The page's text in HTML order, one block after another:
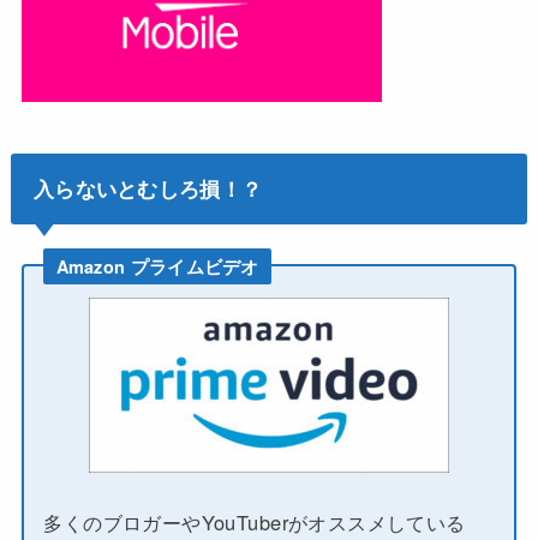
入らないとむしろ損！？
Amazon プライムビデオ
多くのブロガーやYouTuberがオススメしている